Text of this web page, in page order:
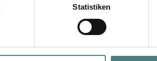
Statistiken